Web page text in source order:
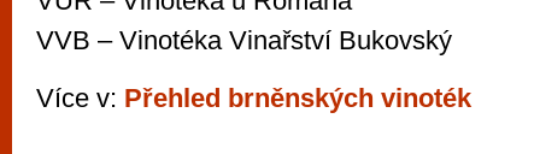
VVB – Vinotéka Vinařství Bukovský
Více v: Přehled brněnských vinoték